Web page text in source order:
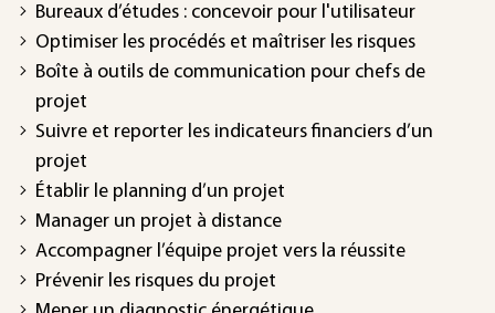
Bureaux d’études : concevoir pour l'utilisateur
Optimiser les procédés et maîtriser les risques
Boîte à outils de communication pour chefs de
projet
Suivre et reporter les indicateurs financiers d’un
projet
Établir le planning d’un projet
Manager un projet à distance
Accompagner l’équipe projet vers la réussite
Prévenir les risques du projet